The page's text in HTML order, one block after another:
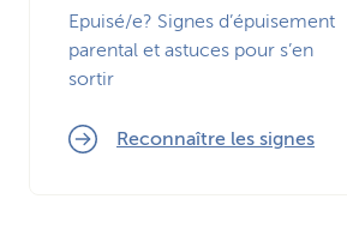
Epuisé/e? Signes d’épuisement
parental et astuces pour s’en
sortir
Reconnaître les signes